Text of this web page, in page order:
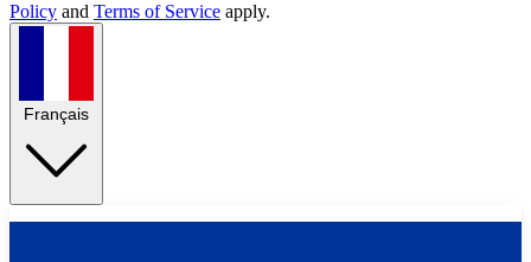
Policy and Terms of Service apply.
Français